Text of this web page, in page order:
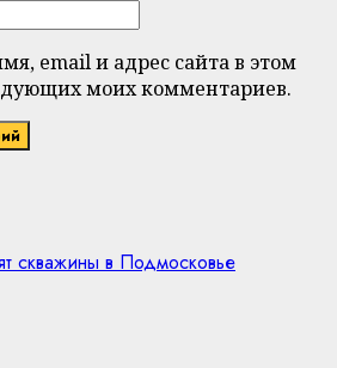
email и адрес сайта в этом
моих комментариев.
скважины в Подмосковье